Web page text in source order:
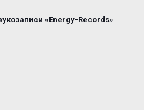
«Energy-Records»